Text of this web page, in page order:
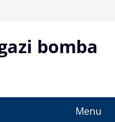
bomba
Menu